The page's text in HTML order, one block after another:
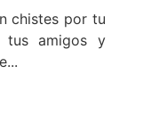
chistes por tu
tus amigos y